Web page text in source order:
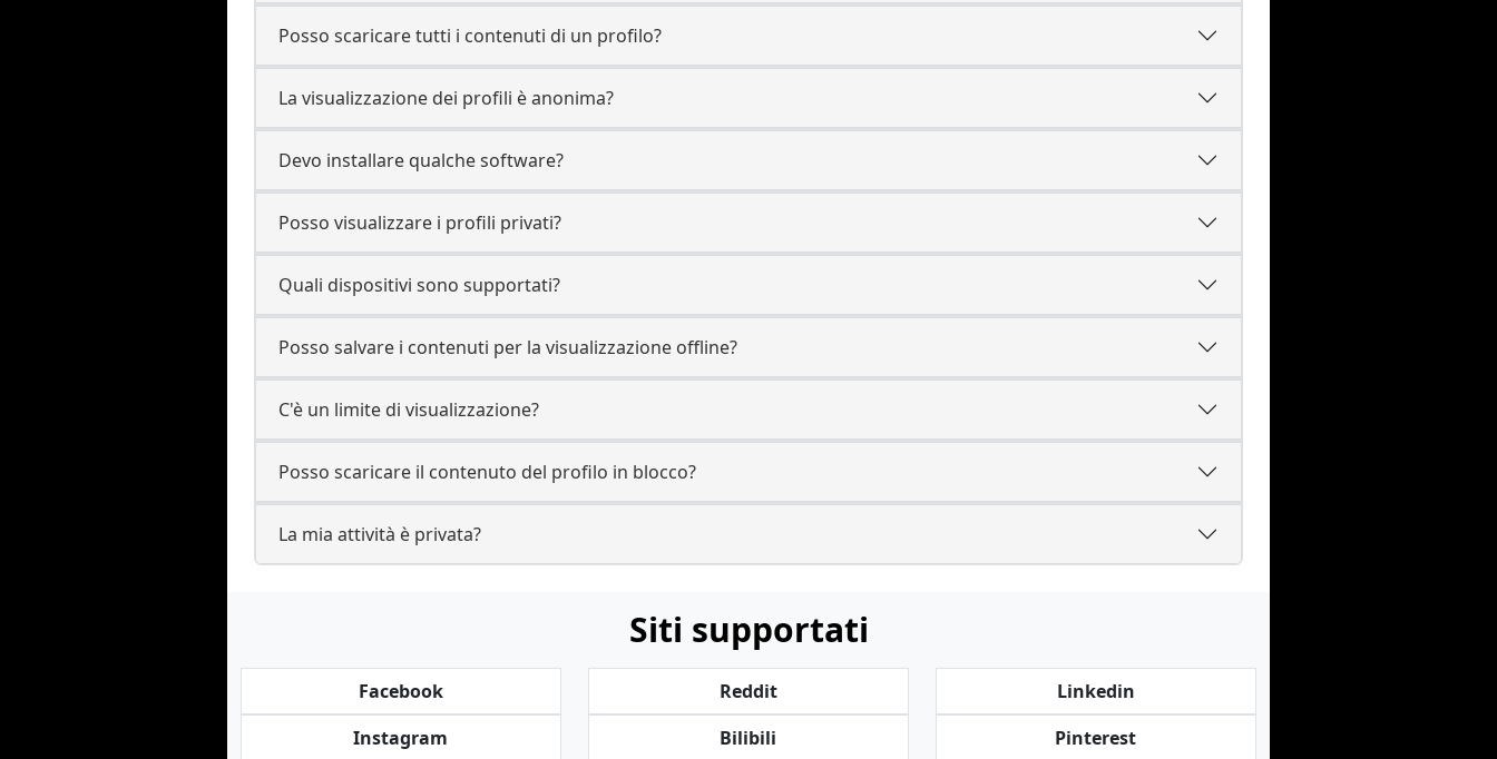
Posso scaricare tutti i contenuti di un profilo?
La visualizzazione dei profili è anonima?
Devo installare qualche software?
Posso visualizzare i profili privati?
Quali dispositivi sono supportati?
Posso salvare i contenuti per la visualizzazione offline?
C'è un limite di visualizzazione?
Posso scaricare il contenuto del profilo in blocco?
La mia attività è privata?
Siti supportati
Facebook
Instagram
Reddit
Bilibili
Linkedin
Pinterest